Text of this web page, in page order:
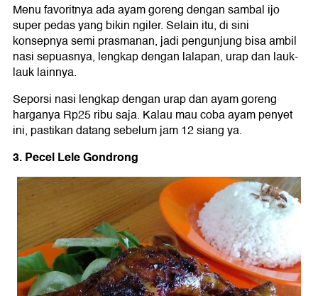
Menu favoritnya ada ayam goreng dengan sambal ijo
super pedas yang bikin ngiler. Selain itu, di sini
konsepnya semi prasmanan, jadi pengunjung bisa ambil
nasi sepuasnya, lengkap dengan lalapan, urap dan lauk-
lauk lainnya.
Seporsi nasi lengkap dengan urap dan ayam goreng
harganya Rp25 ribu saja. Kalau mau coba ayam penyet
ini, pastikan datang sebelum jam 12 siang ya.
3. Pecel Lele Gondrong